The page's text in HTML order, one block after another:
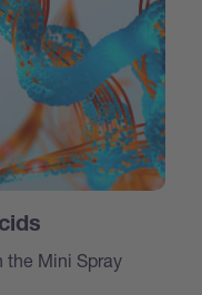
the Mini Spray